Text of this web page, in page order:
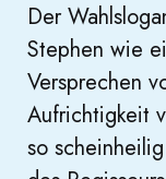
Der
Stephen wie
Versprechen
Aufrichtigkeit
so